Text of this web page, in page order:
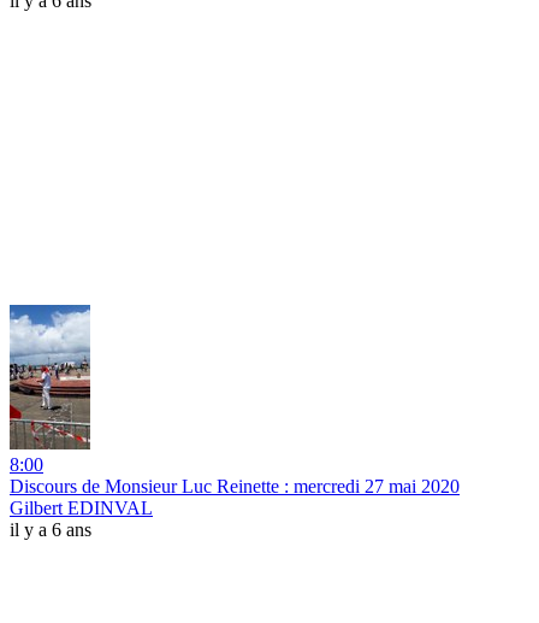
8:00
Discours de Monsieur Luc Reinette : mercredi 27 mai 2020
Gilbert EDINVAL
il y a 6 ans